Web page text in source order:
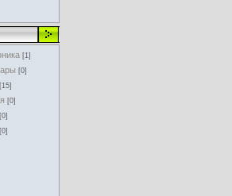
[1]
[0]
[15]
[0]
[0]
[0]